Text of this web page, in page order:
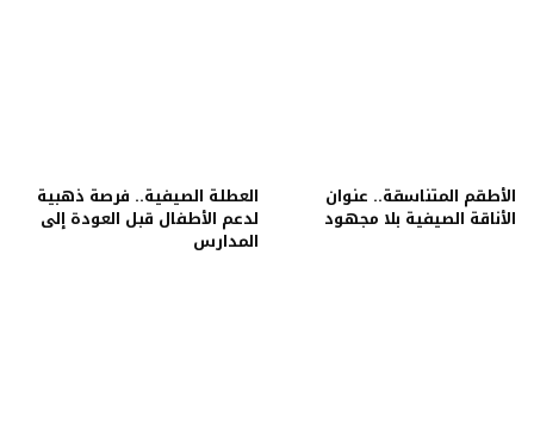
الأطقم المتناسقة.. عنوان
الأناقة الصيفية بلا مجهود
العطلة الصيفية.. فرصة ذهبية
لدعم الأطفال قبل العودة إلى
المدارس